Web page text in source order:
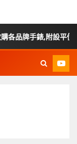
手錶,附設平價手錶維